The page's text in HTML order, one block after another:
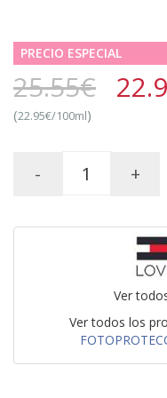
PRECIO ESPECIAL
25.55€
(22.95€/100ml)
- +
Ver
Ver todos los